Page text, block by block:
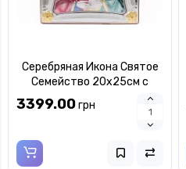
Серебряная Икона Святое
Семейство 20x25см с
разноцветной эмалью в
серебряной рамке с
3399.00грн